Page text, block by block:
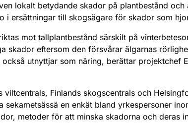
lokalt betydande skador på plantbestånd
i ersättningar till skogsägare för skador som
mot tallplantbestånd särskilt på
skador eftersom den försvårar älgarnas
utnyttjar som näring, berättar projektchef
viltcentrals, Finlands skogscentrals och
sekametsässä en enkät bland yrkespersoner
metoder för att minska skadorna och deras